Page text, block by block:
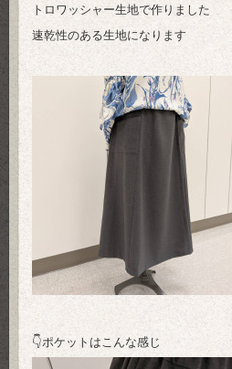
トロワッシャー生地で作りました
速乾性のある生地になります
👇ポケットはこんな感じ